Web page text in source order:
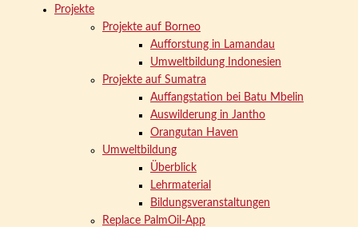
Projekte
Projekte auf Borneo
Aufforstung in Lamandau
Umweltbildung Indonesien
Projekte auf Sumatra
Auffangstation bei Batu Mbelin
Auswilderung in Jantho
Orangutan Haven
Umweltbildung
Überblick
Lehrmaterial
Bildungsveranstaltungen
Replace PalmOil-App